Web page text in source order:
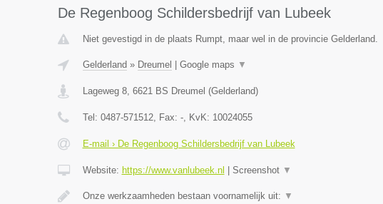
De Regenboog Schildersbedrijf van Lubeek
Niet gevestigd in de plaats Rumpt, maar wel in de provincie Gelderland.
Gelderland » Dreumel Google maps ▼
Lageweg 8, 6621 BS Dreumel (Gelderland)
Tel: 0487-571512, Fax: -, KvK: 10024055
E-mail › De Regenboog Schildersbedrijf van Lubeek
Website: https://www.vanlubeek.nl Screenshot ▼
Onze werkzaamheden bestaan voornamelijk uit: ▼